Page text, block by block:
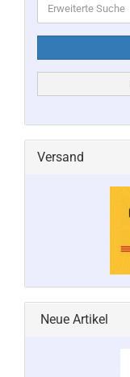
Suche
Versand
Neue Artikel